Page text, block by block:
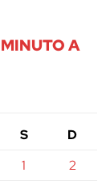
A
S
D
1
2